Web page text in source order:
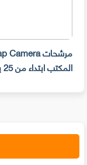
المكتب ابتداء من 25 يناير